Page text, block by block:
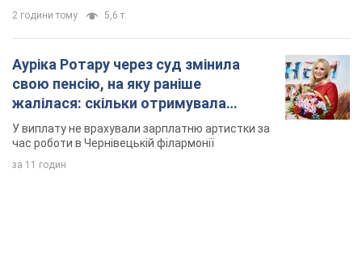
2 години тому 5,6 т.
Ауріка Ротару через суд змінила
свою пенсію, на яку раніше
жалілася: скільки отримувала
співачка
У виплату не врахували зарплатню артистки за
час роботи в Чернівецькій філармонії
за 11 годин